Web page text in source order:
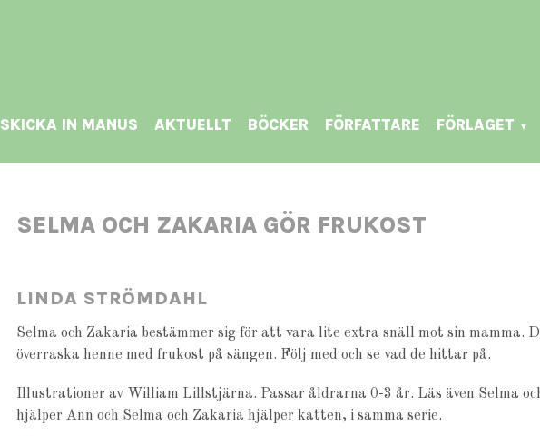
SKICKA IN MANUS AKTUELLT BÖCKER FÖRFATTARE FÖRLAGET ▼
SELMA OCH ZAKARIA GÖR FRUKOST
LINDA STRÖMDAHL
Selma och Zakaria bestämmer sig för att vara lite extra snäll mot sin mamma.
överraska henne med frukost på sängen. Följ med och se vad de hittar på.
Illustrationer av William Lillstjärna. Passar åldrarna 0-3 år. Läs även Selma
hjälper Ann och Selma och Zakaria hjälper katten, i samma serie.